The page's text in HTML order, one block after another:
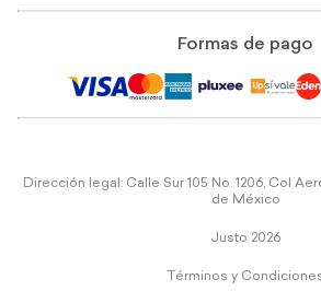
Formas de pago
Dirección legal: Calle Sur 105 No. 1206, Col
de México
Justo 2026
Términos y